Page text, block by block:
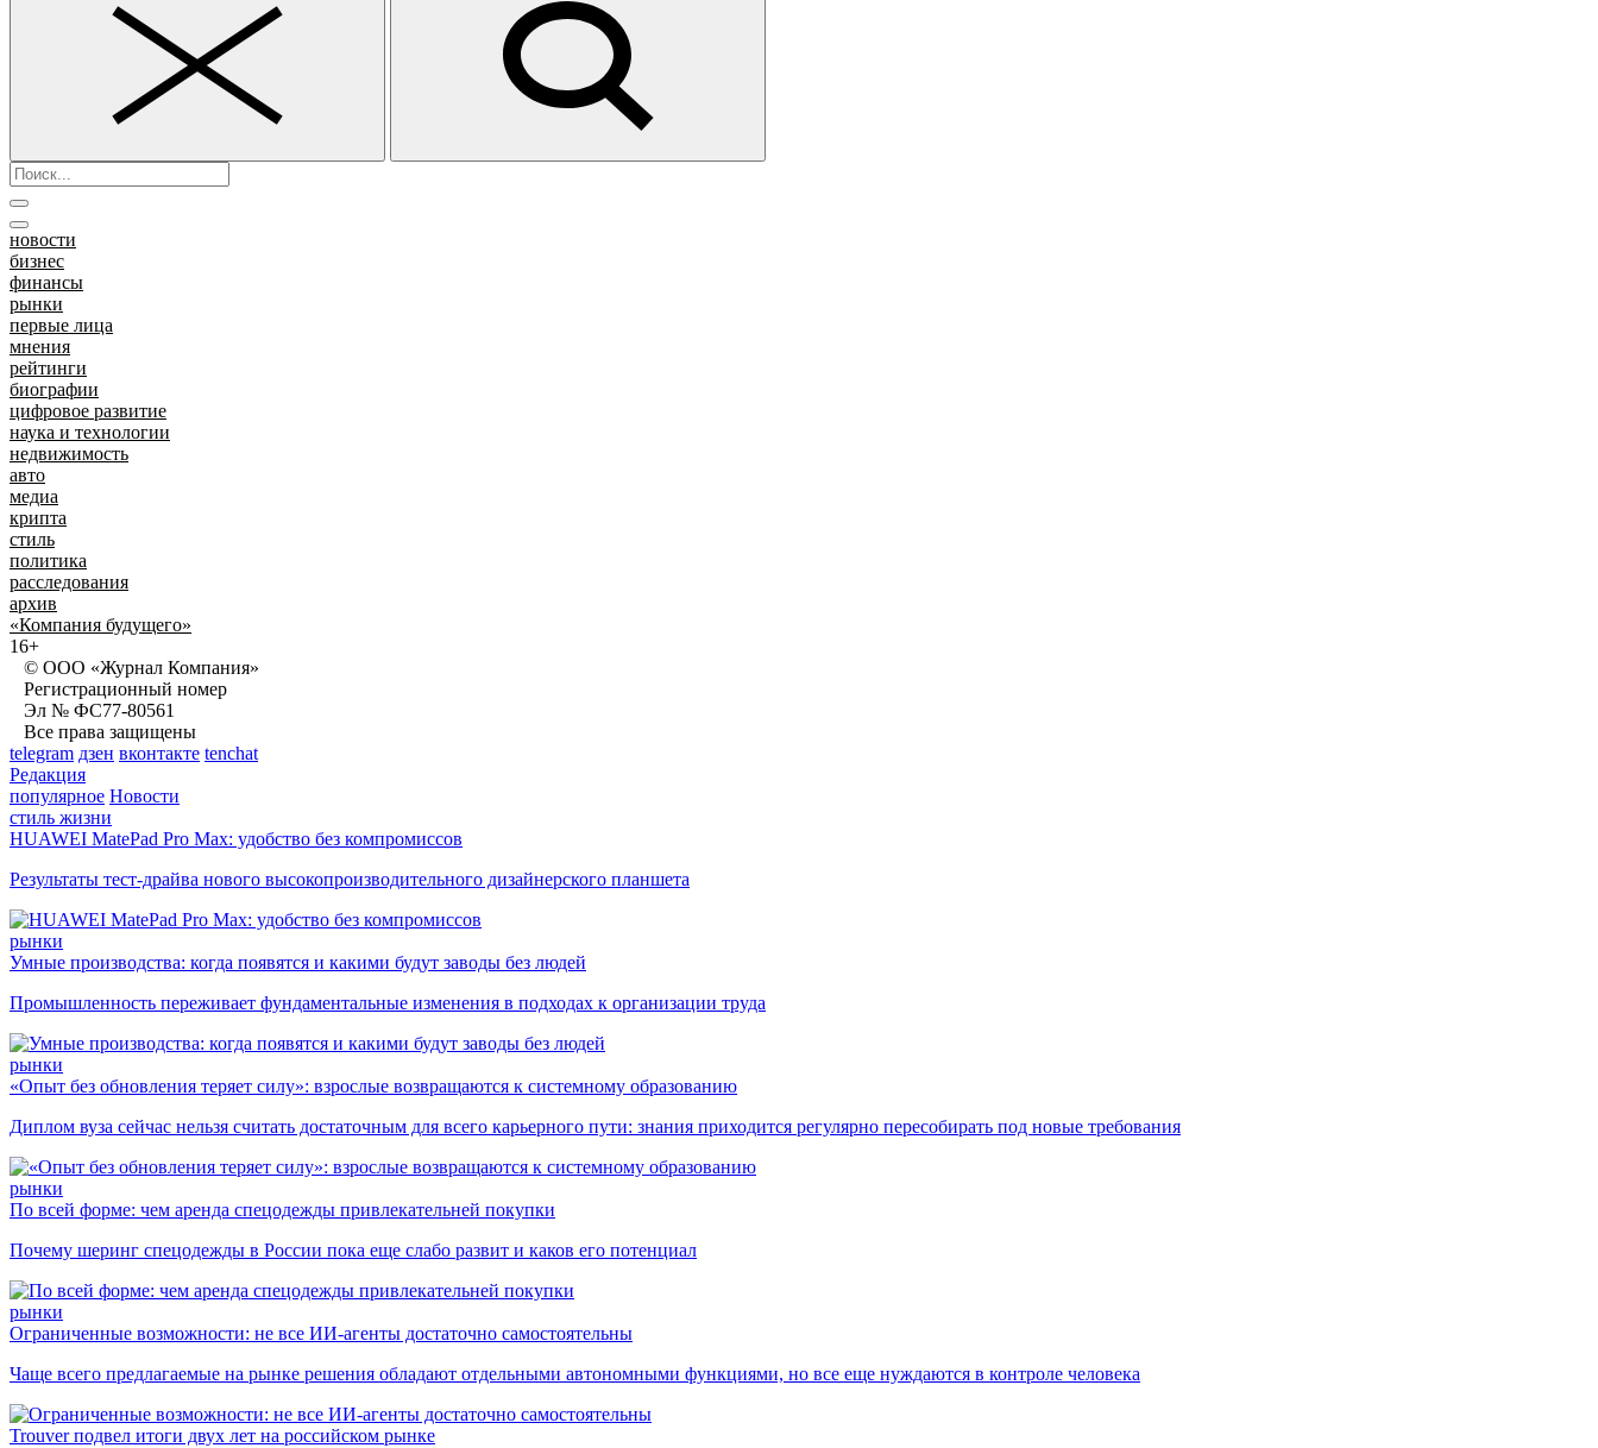
новости
бизнес
финансы
рынки
первые лица
мнения
рейтинги
биографии
цифровое развитие
наука и технологии
недвижимость
авто
медиа
крипта
стиль
политика
расследования
архив
«Компания будущего»
16+
© ООО «Журнал Компания»
Регистрационный номер
Эл № ФС77-80561
Все права защищены
telegram дзен вконтакте tenchat
Редакция
популярное Новости
стиль жизни
HUAWEI MatePad Pro Max: удобство без компромиссов
Результаты тест-драйва нового высокопроизводительного дизайнерского планшета
рынки
Умные производства: когда появятся и какими будут заводы без людей
Промышленность переживает фундаментальные изменения в подходах к организации труда
рынки
«Опыт без обновления теряет силу»: взрослые возвращаются к системному образованию
Диплом вуза сейчас нельзя считать достаточным для всего карьерного пути: знания приходится регулярно пересобирать под новые требования
рынки
По всей форме: чем аренда спецодежды привлекательней покупки
Почему шеринг спецодежды в России пока еще слабо развит и каков его потенциал
рынки
Ограниченные возможности: не все ИИ-агенты достаточно самостоятельны
Чаще всего предлагаемые на рынке решения обладают отдельными автономными функциями, но все еще нуждаются в контроле человека
Trouver подвел итоги двух лет на российском рынке